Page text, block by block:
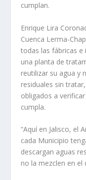
cumplan.
Enrique Lira
Cuenca Lerma-
todas las fábricas e
una planta de
reutilizar su agua y
residuales sin
obligados a
cumpla.
“Aquí en Jalisco, el
cada Municipio
descargan aguas
no la mezclen en el